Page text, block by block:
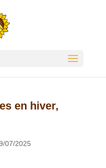
en hiver,
07/2025